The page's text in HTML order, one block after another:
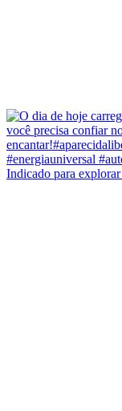
Indicado para explorar